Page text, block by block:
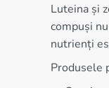
Luteina și
compuși
nutrienți
Produsele